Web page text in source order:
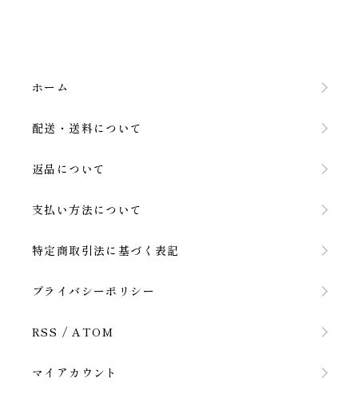
ホーム
配送・送料について
返品について
支払い方法について
特定商取引法に基づく表記
プライバシーポリシー
RSS / ATOM
マイアカウント